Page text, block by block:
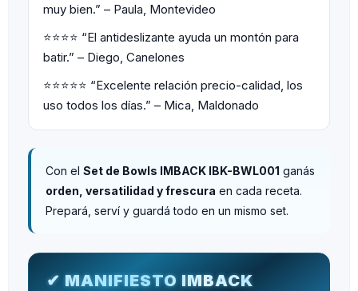
muy bien.” – Paula, Montevideo
⭐️⭐️⭐️⭐️ “El antideslizante ayuda un montón para
batir.” – Diego, Canelones
⭐️⭐️⭐️⭐️⭐️ “Excelente relación precio-calidad, los
uso todos los días.” – Mica, Maldonado
Con el Set de Bowls IMBACK IBK-BWL001 ganás
orden, versatilidad y frescura en cada receta.
Prepará, serví y guardá todo en un mismo set.
✔ MANIFIESTO IMBACK